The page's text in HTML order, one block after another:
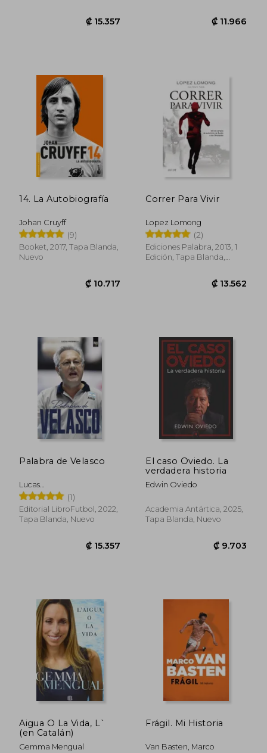
14. La Autobiografía
Johan Cruyff
(9)
Booket, 2017, Tapa Blanda,
Nuevo
₡ 10.717
Correr Para Vivir
Lopez Lomong
(2)
Ediciones Palabra, 2013, 1
Edición, Tapa Blanda,
Palabra de Velasco
Lucas
Marinelli/Librofutbol.Com
(1)
Editorial LibroFutbol, 2022,
Tapa Blanda, Nuevo
El caso Oviedo. La
verdadera historia
Edwin Oviedo
Academia Antártica, 2025,
Tapa Blanda, Nuevo
Aigua O La Vida, L`
(en Catalán)
Gemma Mengual
Frágil. Mi Historia
Van Basten, Marco